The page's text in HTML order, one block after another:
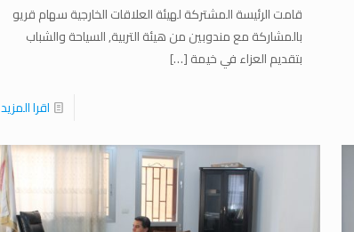
قامت الرئيسة المشتركة لهيئة العلاقات الخارجية سهام قريو
بالمشاركة مع مندوبين من هيئة التربية, السياحة والشباب
بتقديم العزاء في خيمة[…]
اقرا المزيد